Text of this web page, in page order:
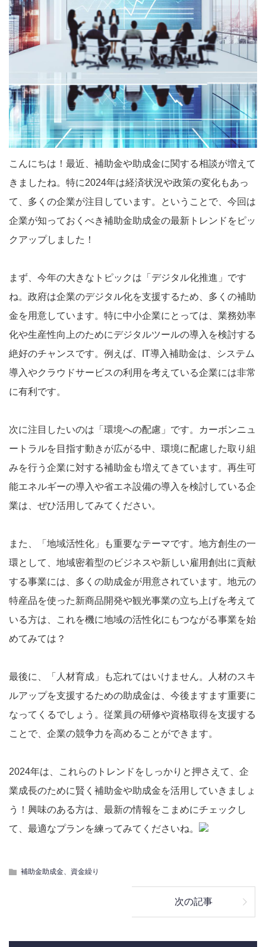
こんにちは！最近、補助金や助成金に関する相談が増えて
きましたね。特に2024年は経済状況や政策の変化もあっ
て、多くの企業が注目しています。ということで、今回は
企業が知っておくべき補助金助成金の最新トレンドをピッ
クアップしました！
まず、今年の大きなトピックは「デジタル化推進」です
ね。政府は企業のデジタル化を支援するため、多くの補助
金を用意しています。特に中小企業にとっては、業務効率
化や生産性向上のためにデジタルツールの導入を検討する
絶好のチャンスです。例えば、IT導入補助金は、システム
導入やクラウドサービスの利用を考えている企業には非常
に有利です。
次に注目したいのは「環境への配慮」です。カーボンニュ
ートラルを目指す動きが広がる中、環境に配慮した取り組
みを行う企業に対する補助金も増えてきています。再生可
能エネルギーの導入や省エネ設備の導入を検討している企
業は、ぜひ活用してみてください。
また、「地域活性化」も重要なテーマです。地方創生の一
環として、地域密着型のビジネスや新しい雇用創出に貢献
する事業には、多くの助成金が用意されています。地元の
特産品を使った新商品開発や観光事業の立ち上げを考えて
いる方は、これを機に地域の活性化にもつながる事業を始
めてみては？
最後に、「人材育成」も忘れてはいけません。人材のスキ
ルアップを支援するための助成金は、今後ますます重要に
なってくるでしょう。従業員の研修や資格取得を支援する
ことで、企業の競争力を高めることができます。
2024年は、これらのトレンドをしっかりと押さえて、企
業成長のために賢く補助金や助成金を活用していきましょ
う！興味のある方は、最新の情報をこまめにチェックし
て、最適なプランを練ってみてくださいね。
補助金助成金、資金繰り
次の記事